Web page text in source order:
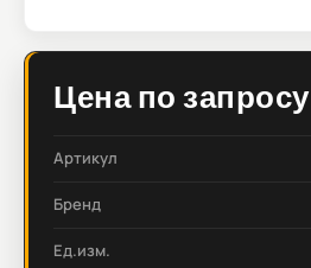
Цена по запросу
Артикул
Бренд
Ед.изм.